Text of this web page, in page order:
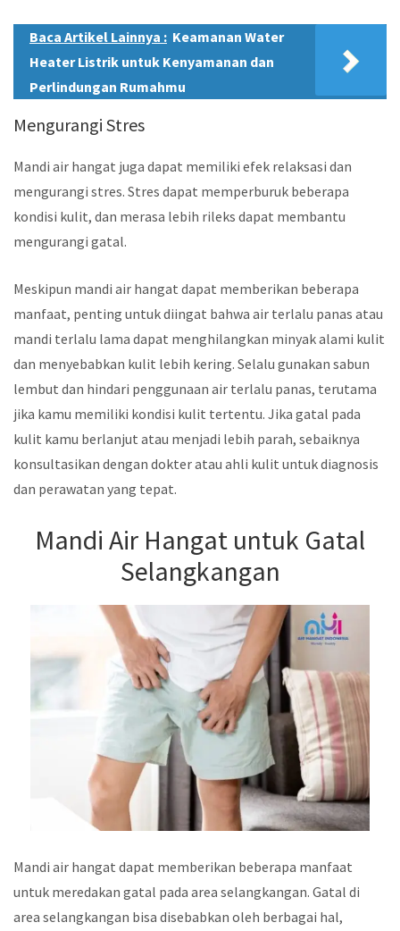
Baca Artikel Lainnya : Keamanan Water
Heater Listrik untuk Kenyamanan dan
Perlindungan Rumahmu
Mengurangi Stres
Mandi air hangat juga dapat memiliki efek relaksasi dan
mengurangi stres. Stres dapat memperburuk beberapa
kondisi kulit, dan merasa lebih rileks dapat membantu
mengurangi gatal.
Meskipun mandi air hangat dapat memberikan beberapa
manfaat, penting untuk diingat bahwa air terlalu panas atau
mandi terlalu lama dapat menghilangkan minyak alami kulit
dan menyebabkan kulit lebih kering. Selalu gunakan sabun
lembut dan hindari penggunaan air terlalu panas, terutama
jika kamu memiliki kondisi kulit tertentu. Jika gatal pada
kulit kamu berlanjut atau menjadi lebih parah, sebaiknya
konsultasikan dengan dokter atau ahli kulit untuk diagnosis
dan perawatan yang tepat.
Mandi Air Hangat untuk Gatal
Selangkangan
Mandi air hangat dapat memberikan beberapa manfaat
untuk meredakan gatal pada area selangkangan. Gatal di
area selangkangan bisa disebabkan oleh berbagai hal,